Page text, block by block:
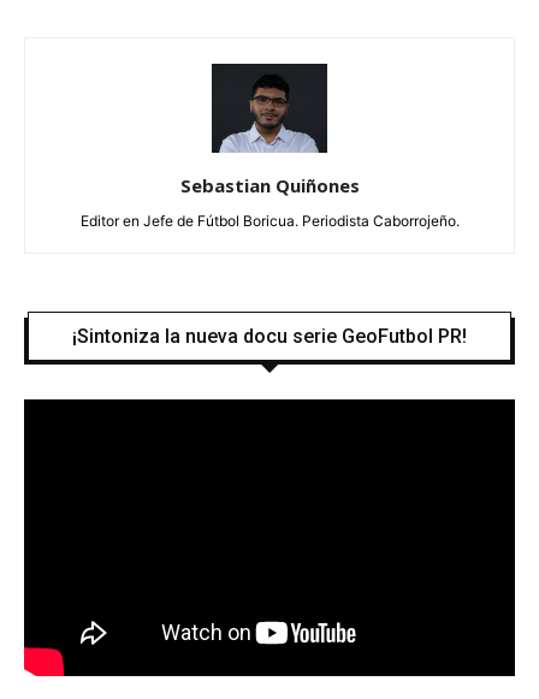
Sebastian Quiñones
Editor en Jefe de Fútbol Boricua. Periodista Caborrojeño.
¡Sintoniza la nueva docu serie GeoFutbol PR!